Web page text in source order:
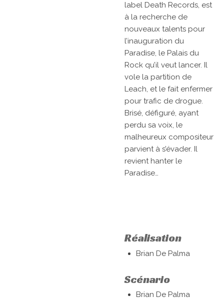
label Death Records, est
à la recherche de
nouveaux talents pour
l’inauguration du
Paradise, le Palais du
Rock qu’il veut lancer. Il
vole la partition de
Leach, et le fait enfermer
pour trafic de drogue.
Brisé, défiguré, ayant
perdu sa voix, le
malheureux compositeur
parvient à s’évader. Il
revient hanter le
Paradise…
Réalisation
Brian De Palma
Scénario
Brian De Palma